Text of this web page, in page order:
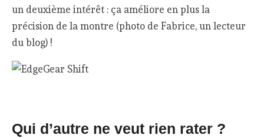
un deuxième intérêt : ça améliore en plus la
précision de la montre (photo de Fabrice, un lecteur
du blog) !
Qui d’autre ne veut rien rater ?